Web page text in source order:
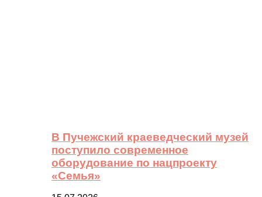
В Пучежский краеведческий музей
поступило современное
оборудование по нацпроекту
«Семья»